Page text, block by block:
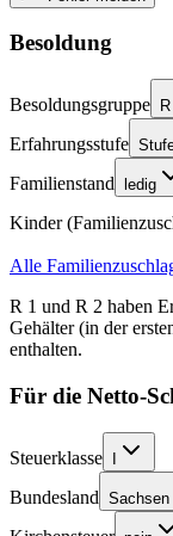
Besoldung
Besoldungsgruppe
Erfahrungsstufe
Familienstand ledig
Kinder
Alle
R 1 und R 2 haben
Gehälter (in der
enthalten.
Für die Netto-
Steuerklasse I
Bundesland Sachsen